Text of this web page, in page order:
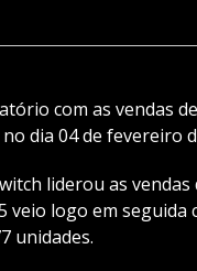
com as vendas
dia 04 de fevereiro
liderou as vendas
veio logo em seguida
unidades.